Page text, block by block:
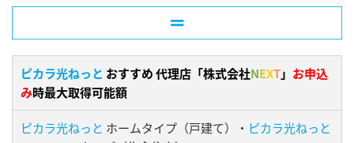
ピカラ光ねっと おすすめ 代理店「株式会社NEXT」 お申込
み時最大取得可能額
ピカラ光ねっと ホームタイプ（戸建て）・ ピカラ光ねっと